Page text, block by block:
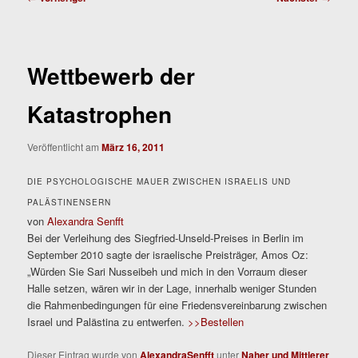
Wettbewerb der
Katastrophen
Veröffentlicht amMärz 16, 2011
DIE PSYCHOLOGISCHE MAUER ZWISCHEN ISRAELIS UND
PALÄSTINENSERN
vonAlexandra Senfft
Bei der Verleihung des Siegfried-Unseld-Preises in Berlin im
September 2010 sagte der israelische Preisträger, Amos Oz:
„Würden Sie Sari Nusseibeh und mich in den Vorraum dieser
Halle setzen, wären wir in der Lage, innerhalb weniger Stunden
die Rahmenbedingungen für eine Friedensvereinbarung zwischen
Israel und Palästina zu entwerfen. >>Bestellen
Dieser Eintrag wurde vonAlexandraSenfftunterNaher und Mittlerer